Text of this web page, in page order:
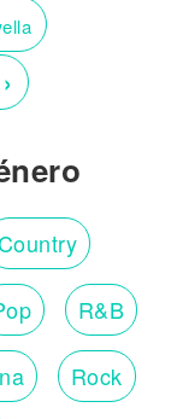
›
R&B
Rock